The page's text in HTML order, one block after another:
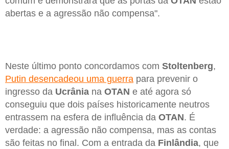
abertas e a agressão não compensa".
Neste último ponto concordamos com Stoltenberg,
Putin desencadeou uma guerra para prevenir o
ingresso da Ucrânia na OTAN e até agora só
conseguiu que dois países historicamente neutros
entrassem na esfera de influência da OTAN. É
verdade: a agressão não compensa, mas as contas
são feitas no final. Com a entrada da Finlândia, que